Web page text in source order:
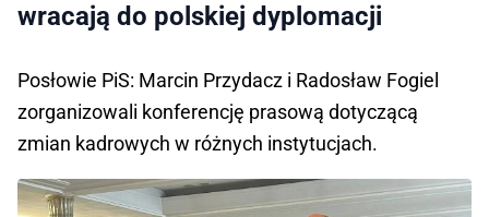
wracają do polskiej dyplomacji
Posłowie PiS: Marcin Przydacz i Radosław Fogiel
zorganizowali konferencję prasową dotyczącą
zmian kadrowych w różnych instytucjach.